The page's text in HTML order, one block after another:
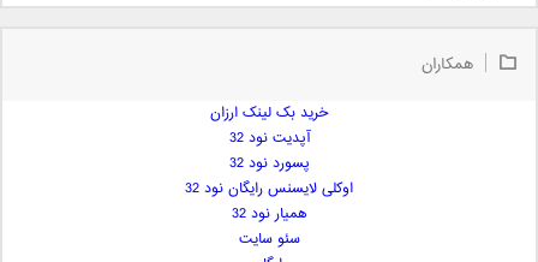
امیر علی
همکاران
خرید بک لینک ارزان
آپدیت نود 32
پسورد نود 32
اوکلی لایسنس رایگان نود 32
همیار نود 32
سئو سایت